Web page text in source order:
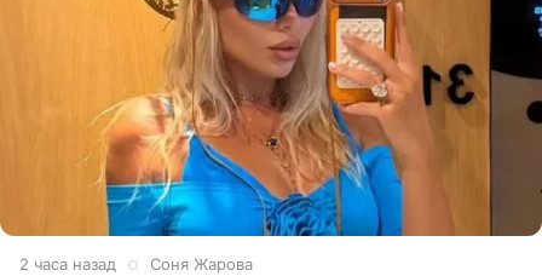
2 часа назад Соня Жарова